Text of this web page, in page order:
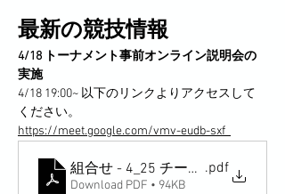
最新の競技情報
4/18 トーナメント事前オンライン説明会の
実施
4/18 19:00~ 以下のリンクよりアクセスして
ください。
https://meet.google.com/vmv-eudb-sxf
組合せ - 4_25 チーム (4)
.pdf
Download PDF • 94KB